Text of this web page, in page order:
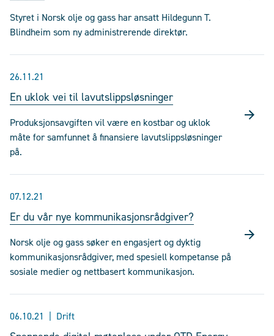
Styret i Norsk olje og gass har ansatt Hildegunn T.
Blindheim som ny administrerende direktør.
26.11.21
En uklok vei til lavutslippsløsninger
Produksjonsavgiften vil være en kostbar og uklok
måte for samfunnet å finansiere lavutslippsløsninger
på.
07.12.21
Er du vår nye kommunikasjonsrådgiver?
Norsk olje og gass søker en engasjert og dyktig
kommunikasjonsrådgiver, med spesiell kompetanse på
sosiale medier og nettbasert kommunikasjon.
06.10.21 Drift